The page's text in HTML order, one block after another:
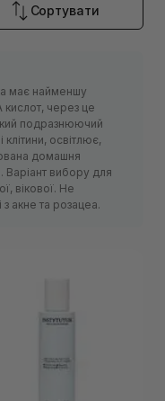
Сортувати
має найменшу
через це
подразнюючий
освітлює,
домашня
Варіант вибору для
вікової. Не
з акне та розацеа.